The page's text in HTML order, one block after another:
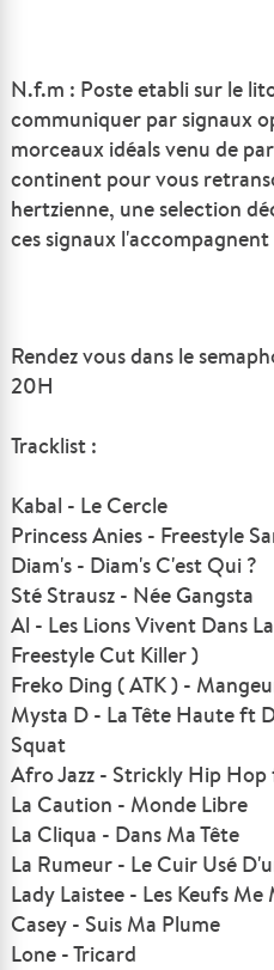
N.f.m : Poste etabli sur le
communiquer par signaux
morceaux idéals venu de
continent pour vous
hertzienne, une selection
ces signaux l'accompagnent
Rendez vous dans le
20H
Tracklist :
Kabal - Le Cercle
Princess Anies - Freestyle
Diam's - Diam's C'est Qui ?
Sté Strausz - Née Gangsta
Al - Les Lions Vivent Dans
Freestyle Cut Killer )
Freko Ding ( ATK ) -
Mysta D - La Tête Haute ft
Squat
Afro Jazz - Strickly Hip
La Caution - Monde Libre
La Cliqua - Dans Ma Tête
La Rumeur - Le Cuir Usé
Lady Laistee - Les Keufs
Casey - Suis Ma Plume
Lone - Tricard